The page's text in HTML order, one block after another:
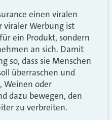
einen viralen
viraler Werbung ist
ein Produkt, sondern
an sich. Damit
so, dass sie Menschen
überraschen und
Weinen oder
dazu bewegen, den
zu verbreiten.